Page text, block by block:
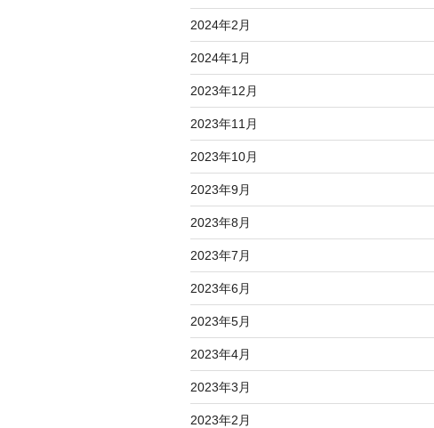
2024年2月
2024年1月
2023年12月
2023年11月
2023年10月
2023年9月
2023年8月
2023年7月
2023年6月
2023年5月
2023年4月
2023年3月
2023年2月